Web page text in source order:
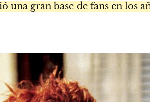
una gran base de fans en los